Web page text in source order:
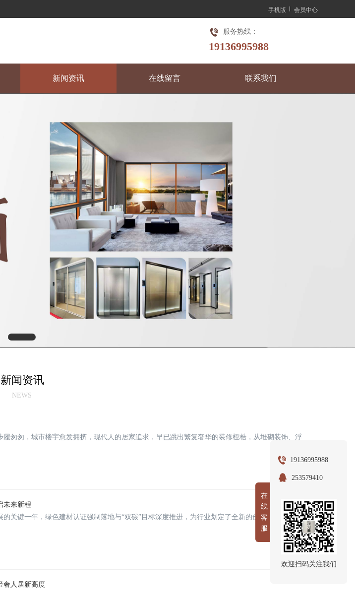
手机版 会员中心
19136995988
服务热线：
新闻资讯 在线留言 联系我们
在
线
客
服
欢迎扫码关注我们
19136995988
253579410
新闻资讯
NEWS
匆匆，城市楼宇愈发拥挤，现代人的居家追求，早已跳出繁复奢华的装修桎梏，从堆砌装饰、浮
未来新程
关键一年，绿色建材认证强制落地与“双碳”目标深度推进，为行业划定了全新的价值坐标系。
奢人居新高度